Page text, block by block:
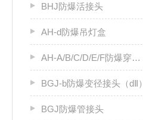
BHJ防爆活接头
AH-d防爆吊灯盒
AH-A/B/C/D/E/F防爆穿线盒防爆接线盒
BGJ-b防爆变径接头（dⅡ）
BGJ防爆管接头